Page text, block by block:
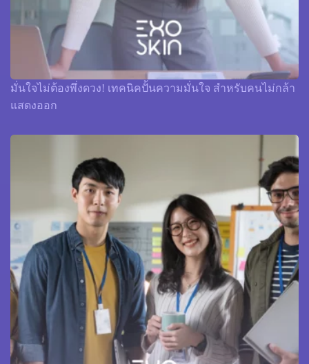
มั่นใจไม่ต้องพึ่งดวง! เทคนิคปั้นความมั่นใจ สำหรับคนไม่กล้า
แสดงออก